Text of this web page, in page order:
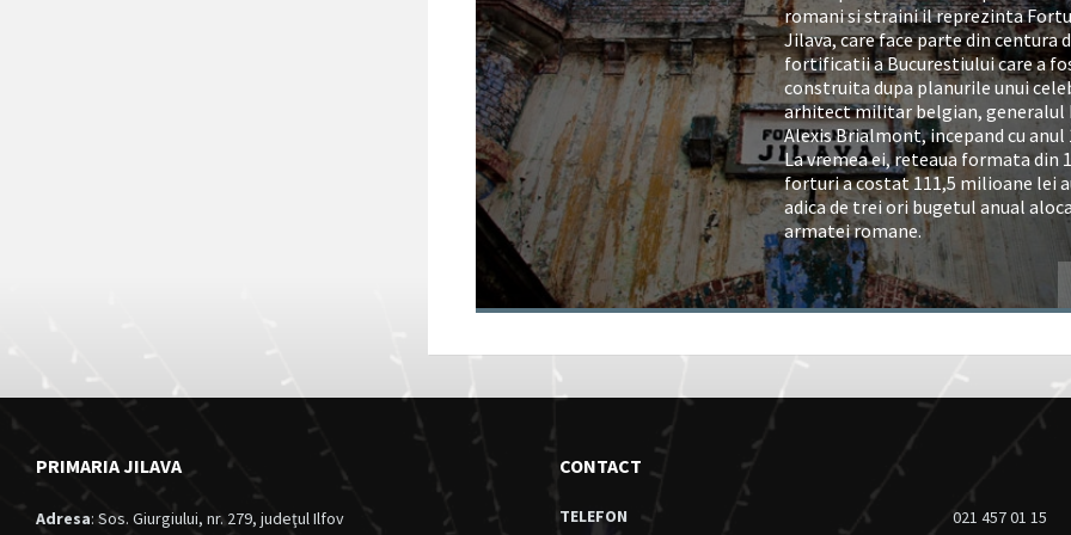
romani si straini il reprezinta
Jilava, care face parte din centura
fortificatii a Bucurestiului care a
construita dupa planurile unui
arhitect militar belgian, generalul
Alexis Brialmont, incepand cu anul
La vremea ei, reteaua formata din
forturi a costat 111,5 milioane lei
adica de trei ori bugetul anual
armatei romane.
PRIMARIA JILAVA
Adresa: Sos. Giurgiului, nr. 279, judeţul Ilfov
CONTACT
TELEFON 021 457 01 15